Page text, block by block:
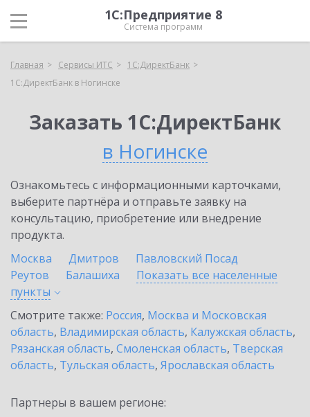
1С:Предприятие 8
Система программ
Главная Сервисы ИТС
1С:ДиректБанк
1С:ДиректБанк в Ногинске
Заказать 1С:ДиректБанк
в Ногинске
Ознакомьтесь с информационными карточками,
выберите партнёра и отправьте заявку на
консультацию, приобретение или внедрение
продукта.
Москва
Дмитров
Павловский Посад
Реутов
Балашиха
Показать все населенные
пункты
Смотрите также: Россия, Москва и Московская
область, Владимирская область, Калужская область,
Рязанская область, Смоленская область, Тверская
область, Тульская область, Ярославская область
Партнеры в вашем регионе: